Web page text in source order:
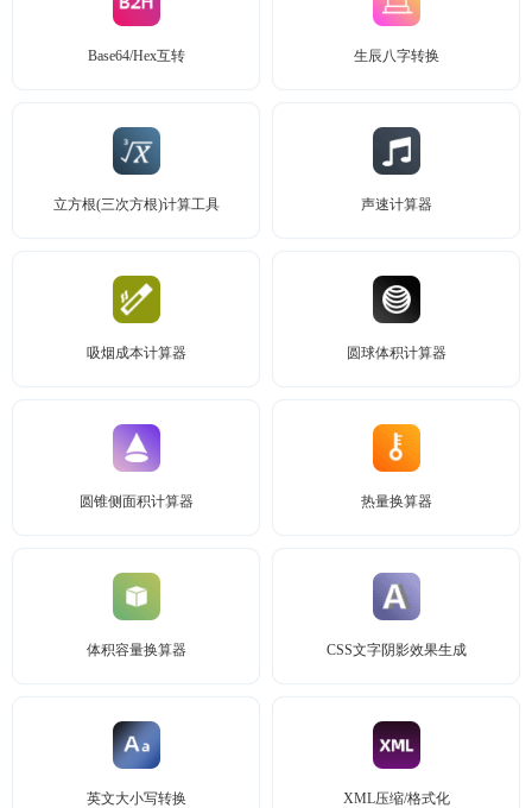
Base64/Hex互转 生辰八字转换
立方根(三次方根)计算工具 声速计算器
吸烟成本计算器 圆球体积计算器
圆锥侧面积计算器 热量换算器
体积容量换算器 CSS文字阴影效果生成
英文大小写转换 XML压缩/格式化